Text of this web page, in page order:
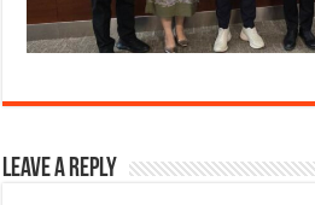
Leave a Reply